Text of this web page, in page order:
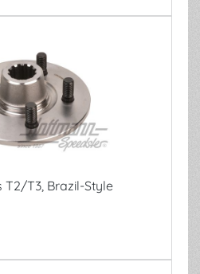
T2/T3, Brazil-Style